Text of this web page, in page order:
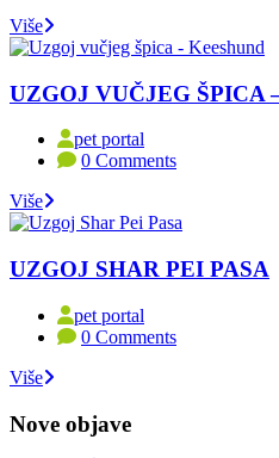
Više
UZGOJ VUČJEG ŠPICA
pet portal
0 Comments
Više
UZGOJ SHAR PEI PASA
pet portal
0 Comments
Više
Nove objave